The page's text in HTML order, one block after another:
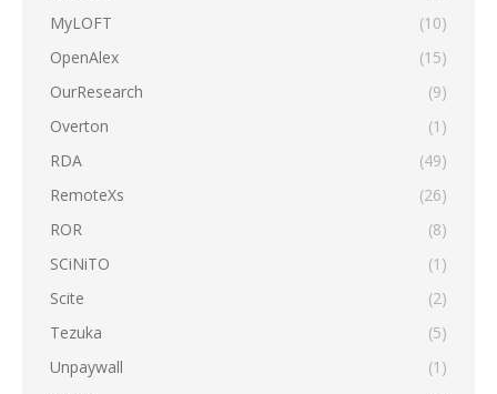
MyLOFT
(10)
OpenAlex
(15)
OurResearch
(9)
Overton
(1)
RDA
(49)
RemoteXs
(26)
ROR
(8)
SCiNiTO
(1)
Scite
(2)
Tezuka
(5)
Unpaywall
(1)